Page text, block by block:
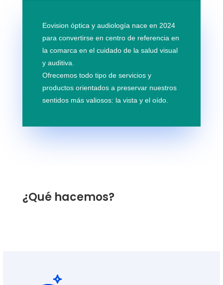
Eovision óptica y audiología nace en 2024
para convertirse en centro de referencia en
la comarca en el cuidado de la salud visual
y auditiva.
Ofrecemos todo tipo de servicios y
productos orientados a preservar nuestros
sentidos más valiosos: la vista y el oído.
¿Qué hacemos?